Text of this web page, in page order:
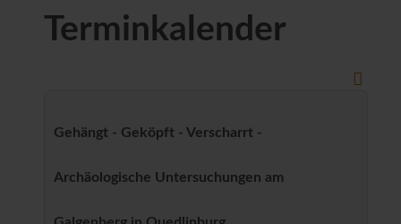
Terminkalender
Gehängt - Geköpft - Verscharrt -
Archäologische Untersuchungen am